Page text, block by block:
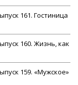
161. Гостиница
160. Жизнь, как
159. «Мужское»